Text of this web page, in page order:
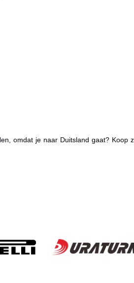
omdat je naar Duitsland gaat? Koop